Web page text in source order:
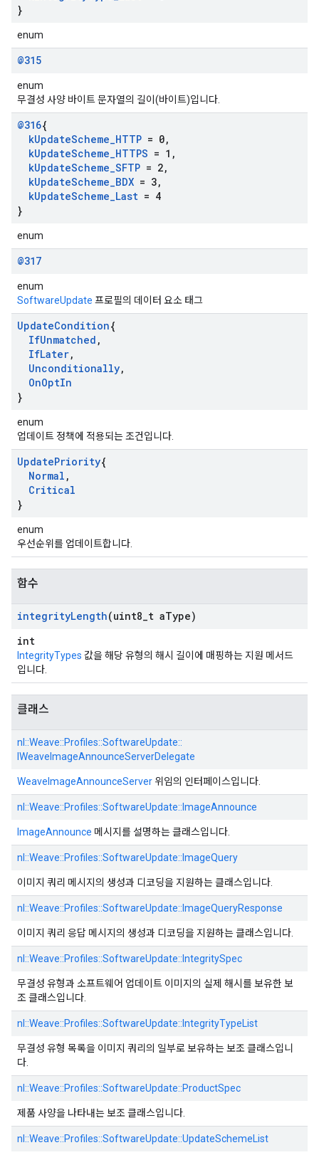
}
enum
@315
enum
무결성 사양 바이트 문자열의 길이(바이트)입니다.
@316{
kUpdateScheme_HTTP = 0,
kUpdateScheme_HTTPS = 1 ,
kUpdateScheme_SFTP = 2,
kUpdateScheme_BDX = 3,
kUpdateScheme_Last = 4
}
enum
@317
enum
SoftwareUpdate 프로필의 데이터 요소 태그
UpdateCondition{
IfUnmatched ,
IfLater,
Unconditionally,
OnOptIn
}
enum
업데이트 정책에 적용되는 조건입니다.
UpdatePriority{
Normal ,
Critical
}
enum
우선순위를 업데이트합니다.
함수
integrityLength(uint8 t aType)
int
IntegrityTypes 값을 해당 유형의 해시 길이에 매핑하는 지원 메서드
입니다.
클래스
nl::Weave::Profiles::SoftwareUpdate::
IWeaveImageAnnounceServerDelegate
WeaveImageAnnounceServer 위임의 인터페이스입니다.
nl::Weave::Profiles::SoftwareUpdate:: ImageAnnounce
ImageAnnounce 메시지를 설명하는 클래스입니다.
nl::Weave::Profiles::SoftwareUpdate:: ImageQuery
이미지 쿼리 메시지의 생성과 디코딩을 지원하는 클래스입니다.
nl::Weave::Profiles::SoftwareUpdate:: ImageQueryResponse
이미지 쿼리 응답 메시지의 생성과 디코딩을 지원하는 클래스입니다.
nl::Weave::Profiles::SoftwareUpdate:: IntegritySpec
무결성 유형과 소프트웨어 업데이트 이미지의 실제 해시를 보유한 보
조 클래스입니다.
nl::Weave::Profiles::SoftwareUpdate:: IntegrityTypeList
무결성 유형 목록을 이미지 쿼리의 일부로 보유하는 보조 클래스입니
다.
nl::Weave::Profiles::SoftwareUpdate::ProductSpec
제품 사양을 나타내는 보조 클래스입니다.
nl::Weave::Profiles::SoftwareUpdate::UpdateSchemeList